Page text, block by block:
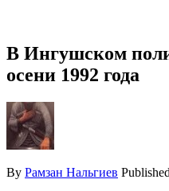
В Ингушском
осени 1992 года
By Рамзан Нальгиев Published